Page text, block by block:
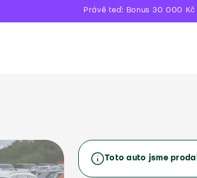
Právě teď: Bonus 30 000
Toto auto jsme